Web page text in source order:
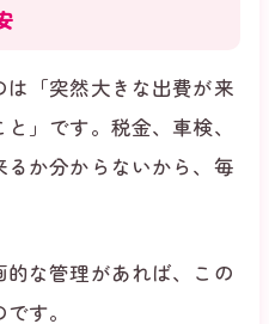
「突然大きな出費が来
」です。税金、車検、
か分からないから、毎
な管理があれば、この
す。